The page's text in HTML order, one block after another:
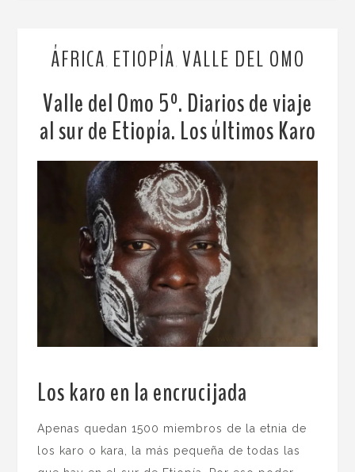
ÁFRICA ETIOPÍA VALLE DEL OMO
Valle del Omo 5º. Diarios de viaje
al sur de Etiopía. Los últimos Karo
Los karo en la encrucijada
Apenas quedan 1500 miembros de la etnia de
los karo o kara, la más pequeña de todas las